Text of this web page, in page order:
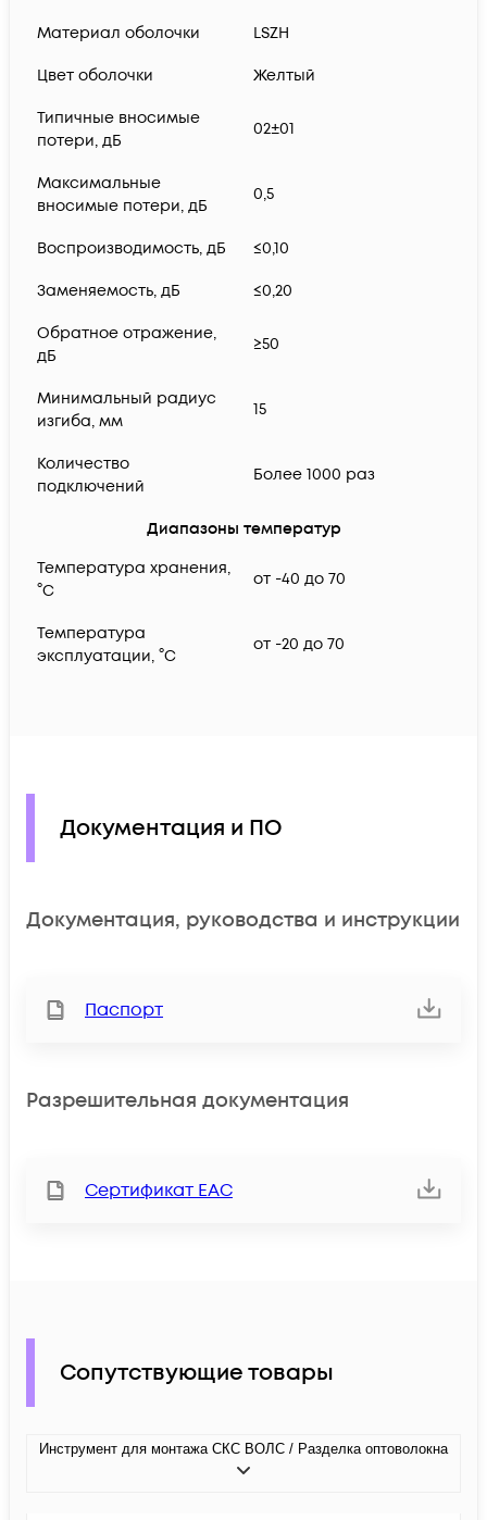
Материал оболочки LSZH
Цвет оболочки Желтый
Типичные вносимые
потери, дБ
02±01
Максимальные
вносимые потери, дБ
0,5
Воспроизводимость, дБ ≤0,10
Заменяемость, дБ ≤0,20
Обратное отражение,
дБ
≥50
Минимальный радиус
изгиба, мм
15
Количество
подключений
Более 1000 раз
Диапазоны температур
Температура хранения,
°C
от -40 до 70
Температура
эксплуатации, °C
от -20 до 70
Документация и ПО
Документация, руководства и инструкции
Паспорт
Разрешительная документация
Сертификат ЕАС
Сопутствующие товары
Инструмент для монтажа СКС ВОЛС / Разделка оптоволокна